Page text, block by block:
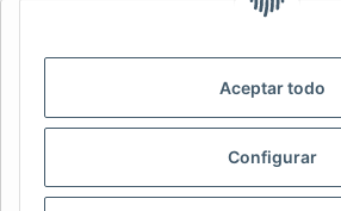
Aceptar todo
Configurar
SELECT REGION & LANGUAGE |
DE AT CH (DE)
BE (NL)